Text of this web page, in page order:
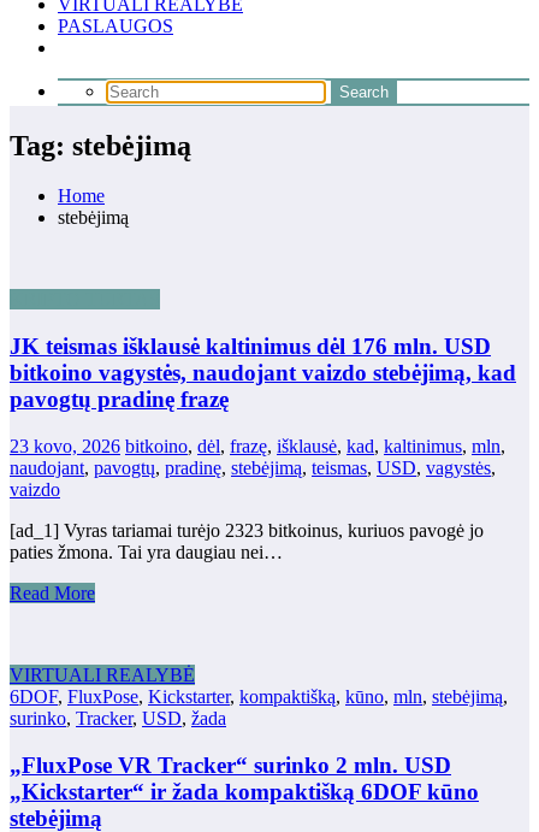
PASLAUGOS
Tag: stebėjimą
Home
stebėjimą
JK teismas išklausė kaltinimus dėl 176 mln. USD
bitkoino vagystės, naudojant vaizdo stebėjimą, kad
pavogtų pradinę frazę
23 kovo, 2026 bitkoino, dėl, frazę, išklausė, kad, kaltinimus, mln,
naudojant, pavogtų, pradinę, stebėjimą, teismas, USD, vagystės,
vaizdo
[ad_1] Vyras tariamai turėjo 2323 bitkoinus, kuriuos pavogė jo
paties žmona. Tai yra daugiau nei…
Read More
VIRTUALI REALYBĖ
6DOF, FluxPose, Kickstarter, kompaktišką, kūno, mln, stebėjimą,
surinko, Tracker, USD, žada
„FluxPose VR Tracker“ surinko 2 mln. USD
„Kickstarter“ ir žada kompaktišką 6DOF kūno
stebėjimą